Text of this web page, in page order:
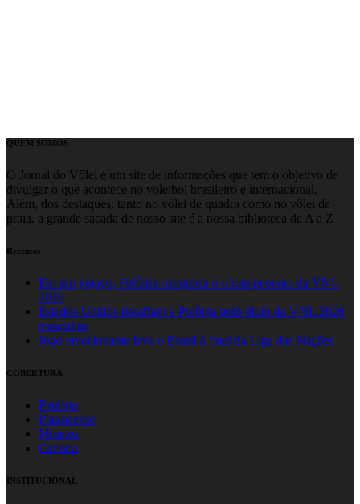
QUEM SOMOS
O Jornal do Vôlei é um site de informações que tem o objetivo de
divulgar o que acontece no voleibol brasileiro e internacional.
Além, dos destaques, tanto no vôlei de quadra como no vôlei de
praia, a grande sacada de nosso site é a nossa biblioteca de A a Z
Recentes
Em um jogaço, Polônia conquista o tricampeonato da VNL
2026
Estados Unidos desafiam a Polônia pelo título da VNL 2026
masculina
Jogo emocionante leva o Brasil à final da Liga das Nações
COBERTURA
Paulista
Paranaense
Mineiro
Carioca
INSTITUCIONAL